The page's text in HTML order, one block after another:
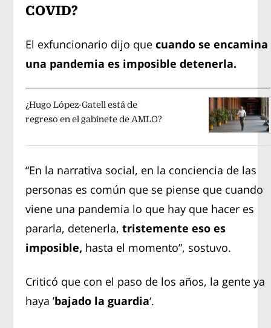
COVID?
El exfuncionario dijo que cuando se encamina
una pandemia es imposible detenerla.
¿Hugo López-Gatell está de
regreso en el gabinete de AMLO?
“En la narrativa social, en la conciencia de las
personas es común que se piense que cuando
viene una pandemia lo que hay que hacer es
pararla, detenerla, tristemente eso es
imposible, hasta el momento”, sostuvo.
Criticó que con el paso de los años, la gente ya
haya ’bajado la guardia‘.